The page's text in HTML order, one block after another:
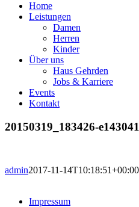
Home
Leistungen
Damen
Herren
Kinder
Über uns
Haus Gehrden
Jobs & Karriere
Events
Kontakt
20150319_183426-
admin2017-11-14T10:18:51+00:00
Impressum